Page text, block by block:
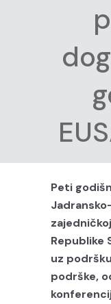
Peti
Republike
uz
podrške,